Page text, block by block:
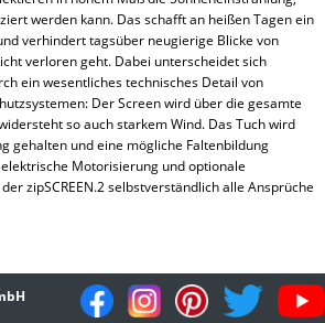
werden kann. Das schafft an heißen Tagen ein
verhindert tagsüber neugierige Blicke von
verloren geht. Dabei unterscheidet sich
ein wesentliches technisches Detail von
Der Screen wird über die gesamte
so auch starkem Wind. Das Tuch wird
gehalten und eine mögliche Faltenbildung
Motorisierung und optionale
zipSCREEN.2 selbstverständlich alle Ansprüche